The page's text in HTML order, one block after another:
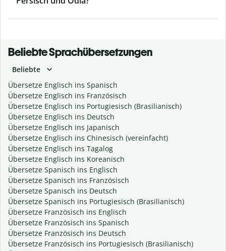
Beliebte Sprachübersetzungen
Beliebte
Übersetze Englisch ins Spanisch
Übersetze Englisch ins Französisch
Übersetze Englisch ins Portugiesisch (Brasilianisch)
Übersetze Englisch ins Deutsch
Übersetze Englisch ins Japanisch
Übersetze Englisch ins Chinesisch (vereinfacht)
Übersetze Englisch ins Tagalog
Übersetze Englisch ins Koreanisch
Übersetze Spanisch ins Englisch
Übersetze Spanisch ins Französisch
Übersetze Spanisch ins Deutsch
Übersetze Spanisch ins Portugiesisch (Brasilianisch)
Übersetze Französisch ins Englisch
Übersetze Französisch ins Spanisch
Übersetze Französisch ins Deutsch
Übersetze Französisch ins Portugiesisch (Brasilianisch)